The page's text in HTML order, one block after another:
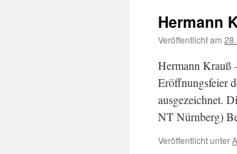
Hermann
Veröffentlicht am
Hermann Krauß
Eröffnungsfeier
ausgezeichnet.
NT Nürnberg)
Veröffentlicht unter